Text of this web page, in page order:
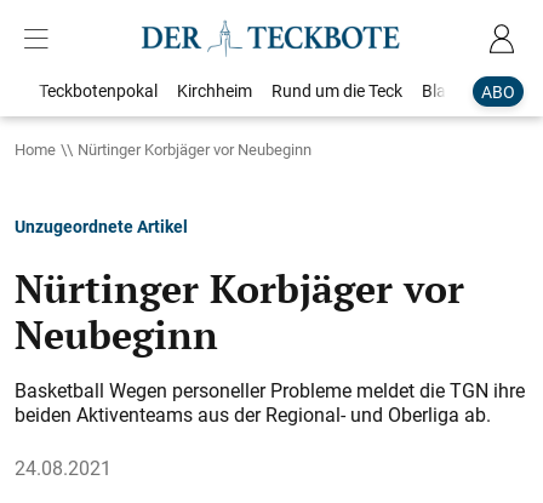
ABO
Teckbotenpokal Kirchheim Rund um die Teck Blaulicht
Home Nürtinger Korbjäger vor Neubeginn
Unzugeordnete Artikel
Nürtinger Korbjäger vor
Neubeginn
Basketball Wegen personeller Probleme meldet die TGN ihre
beiden Aktiventeams aus der Regional- und Oberliga ab.
24.08.2021